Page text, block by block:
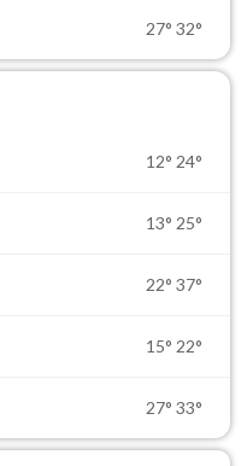
27° 32°
12° 24°
13° 25°
22° 37°
15° 22°
27° 33°